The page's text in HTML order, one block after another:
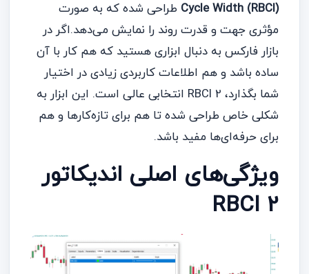
Cycle Width (RBCI) طراحی شده که به صورت
مؤثری جهت و قدرت روند را نمایش می‌دهد.اگر در
بازار فارکس به دنبال ابزاری هستید که هم کار با آن
ساده باشد و هم اطلاعات کاربردی زیادی در اختیار
شما بگذارد، RBCI 2 انتخابی عالی است. این ابزار به
شکلی خاص طراحی شده تا هم برای تازه‌کارها و هم
برای حرفه‌ای‌ها مفید باشد.
ویژگی‌های اصلی اندیکاتور
RBCI 2